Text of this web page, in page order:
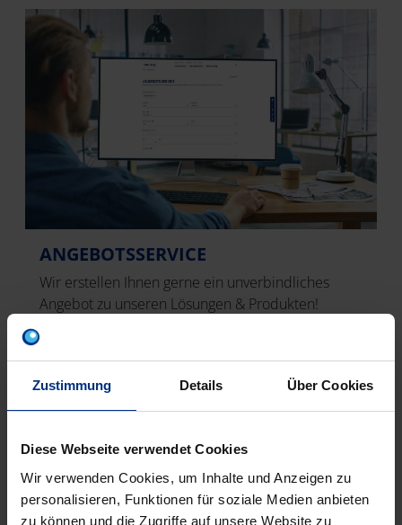
Zustimmung Details Über Cookies
Diese Webseite verwendet Cookies
Wir verwenden Cookies, um Inhalte und Anzeigen zu
personalisieren, Funktionen für soziale Medien anbieten
zu können und die Zugriffe auf unsere Website zu
ANGEBOTSSERVICE
Wir erstellen Ihnen gerne ein unverbindliches
Angebot zu unseren Lösungen & Produkten!